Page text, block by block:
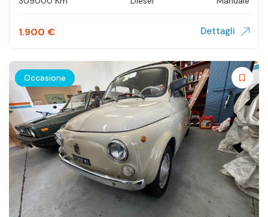
1.900 € Dettagli
Occasione